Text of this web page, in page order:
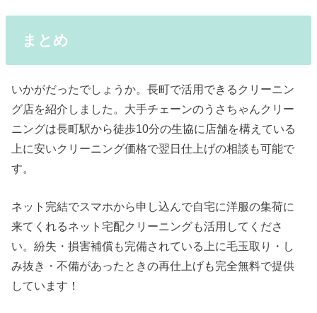
まとめ
いかがだったでしょうか。長町で活用できるクリーニン
グ店を紹介しました。大手チェーンのうさちゃんクリー
ニングは長町駅から徒歩10分の生協に店舗を構えている
上に安いクリーニング価格で翌日仕上げの相談も可能で
す。
ネット完結でスマホから申し込んで自宅に洋服の集荷に
来てくれるネット宅配クリーニングも活用してくださ
い。紛失・損害補償も完備されている上に毛玉取り・し
み抜き・不備があったときの再仕上げも完全無料で提供
しています！